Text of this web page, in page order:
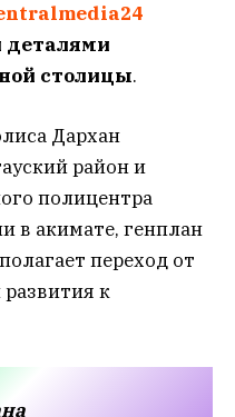
деталями
столицы.
Дархан
район и
полицентра
в акимате, генплан
переход от
к